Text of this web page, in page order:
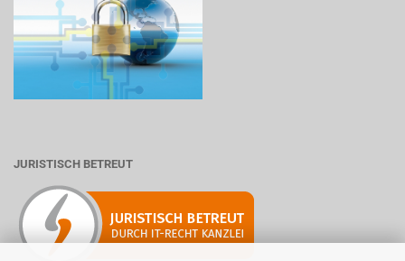
JURISTISCH BETREUT